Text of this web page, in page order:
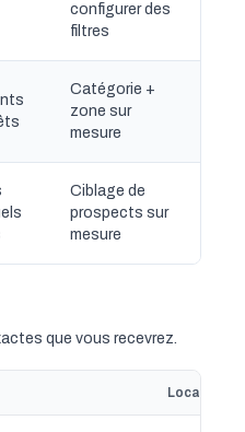
configurer des
filtres
Catégorie +
zone sur
mesure
Ciblage de
prospects sur
mesure
que vous recevrez.